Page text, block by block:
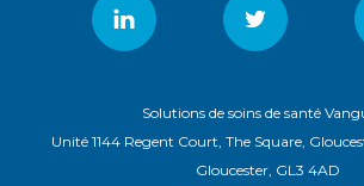
Solutions de soins de santé
Unité 1144 Regent Court, The Square,
Gloucester, GL3 4AD